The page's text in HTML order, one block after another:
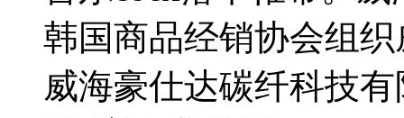
韩国商品经销协会组
威海豪仕达碳纤科技